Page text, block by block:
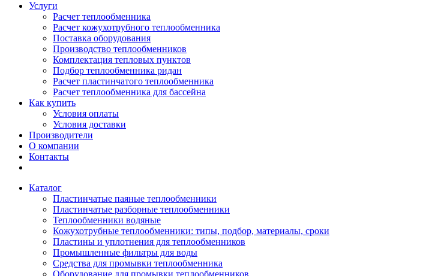
Услуги
Расчет теплообменника
Расчет кожухотрубного теплообменника
Поставка оборудования
Производство теплообменников
Комплектация тепловых пунктов
Подбор теплообменника ридан
Расчет пластинчатого теплообменника
Расчет теплообменника для бассейна
Как купить
Условия оплаты
Условия доставки
Производители
О компании
Контакты
Каталог
Пластинчатые паяные теплообменники
Пластинчатые разборные теплообменники
Теплообменники водяные
Кожухотрубные теплообменники: типы, подбор, материалы, сроки
Пластины и уплотнения для теплообменников
Промышленные фильтры для воды
Средства для промывки теплообменника
Оборудование для промывки теплообменников